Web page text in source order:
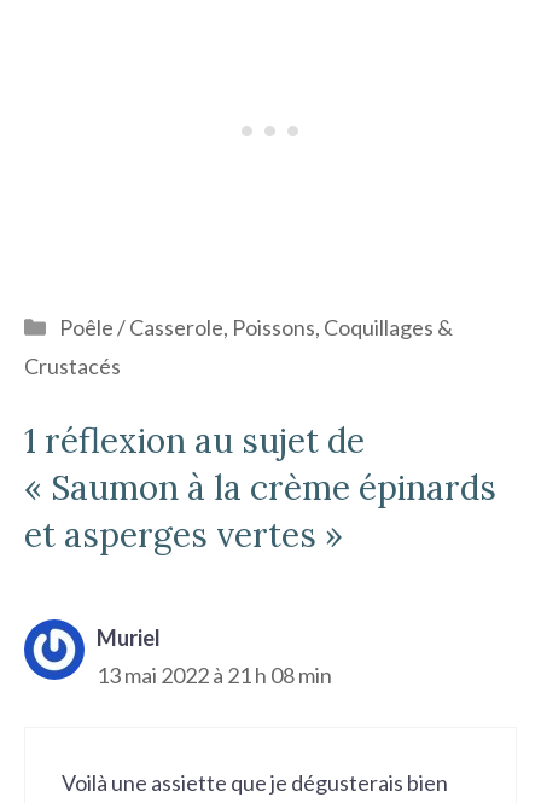
Catégories
Poêle / Casserole, Poissons, Coquillages &
Crustacés
1 réflexion au sujet de
« Saumon à la crème épinards
et asperges vertes »
Muriel
13 mai 2022 à 21 h 08 min
Voilà une assiette que je dégusterais bien